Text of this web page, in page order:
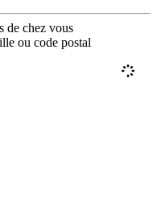
de chez vous
ou code postal